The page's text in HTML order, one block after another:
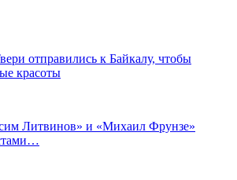
отправились к Байкалу, чтобы
красоты
Литвинов» и «Михаил Фрунзе»